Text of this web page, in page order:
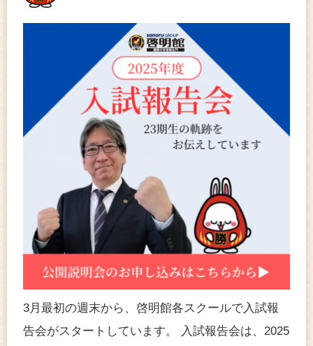
3月最初の週末から、啓明館各スクールで入試報
告会がスタートしています。 入試報告会は、2025